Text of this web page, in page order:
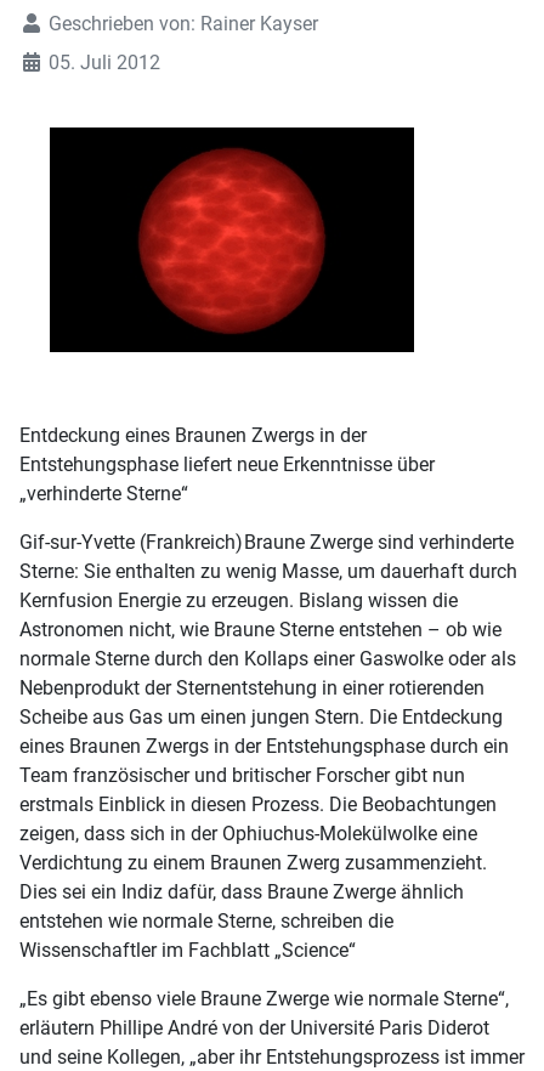
Geschrieben von: Rainer Kayser
05. Juli 2012
Entdeckung eines Braunen Zwergs in der
Entstehungsphase liefert neue Erkenntnisse über
„verhinderte Sterne“
Gif-sur-Yvette (Frankreich)Braune Zwerge sind verhinderte
Sterne: Sie enthalten zu wenig Masse, um dauerhaft durch
Kernfusion Energie zu erzeugen. Bislang wissen die
Astronomen nicht, wie Braune Sterne entstehen – ob wie
normale Sterne durch den Kollaps einer Gaswolke oder als
Nebenprodukt der Sternentstehung in einer rotierenden
Scheibe aus Gas um einen jungen Stern. Die Entdeckung
eines Braunen Zwergs in der Entstehungsphase durch ein
Team französischer und britischer Forscher gibt nun
erstmals Einblick in diesen Prozess. Die Beobachtungen
zeigen, dass sich in der Ophiuchus-Molekülwolke eine
Verdichtung zu einem Braunen Zwerg zusammenzieht.
Dies sei ein Indiz dafür, dass Braune Zwerge ähnlich
entstehen wie normale Sterne, schreiben die
Wissenschaftler im Fachblatt „Science“
„Es gibt ebenso viele Braune Zwerge wie normale Sterne“,
erläutern Phillipe André von der Université Paris Diderot
und seine Kollegen, „aber ihr Entstehungsprozess ist immer